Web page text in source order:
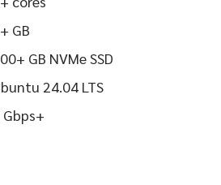
GB
GB NVMe SSD
24.04 LTS
Gbps+